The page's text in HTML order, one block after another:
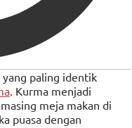
yang paling identik
. Kurma menjadi
meja makan di
puasa dengan